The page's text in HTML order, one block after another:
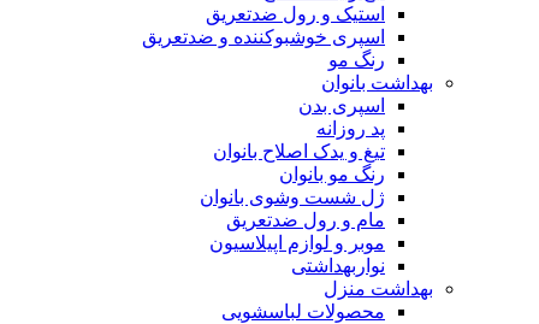
استیک و رول ضدتعریق
اسپری خوشبوکننده و ضدتعریق
رنگ مو
بهداشت بانوان
اسپری بدن
پد روزانه
تیغ و یدک اصلاح بانوان
رنگ مو بانوان
ژل شست وشوی بانوان
مام و رول ضدتعریق
موبر و لوازم اپیلاسیون
نواربهداشتی
بهداشت منزل
محصولات لباسشویی